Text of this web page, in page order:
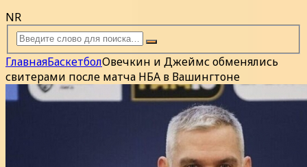
NR
ГлавнаяБаскетболОвечкин и Джеймс обменялись
свитерами после матча НБА в Вашингтоне